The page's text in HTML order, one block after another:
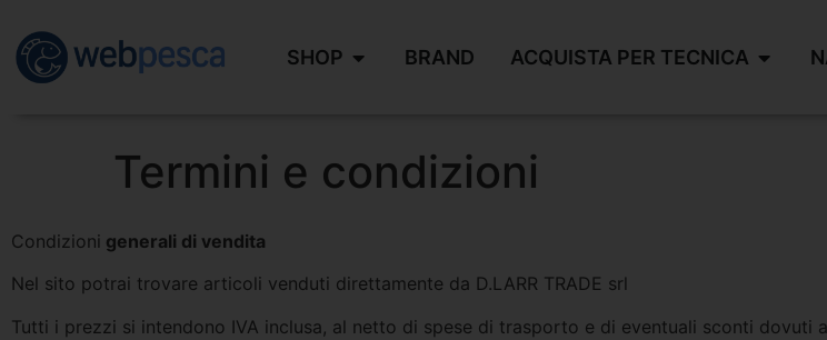
SHOP BRAND ACQUISTA PER TECNICA
Termini e condizioni
Condizioni generali di vendita
Nel sito potrai trovare articoli venduti direttamente da D.LARR TRADE srl
Tutti i prezzi si intendono IVA inclusa, al netto di spese di trasporto e di eventuali sconti dovuti